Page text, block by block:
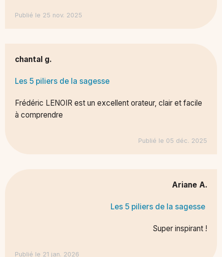
Publié le 25 nov. 2025
chantal g.
Les 5 piliers de la sagesse
Frédéric LENOIR est un excellent orateur, clair et facile
à comprendre
Publié le 05 déc. 2025
Ariane A.
Les 5 piliers de la sagesse
Super inspirant !
Publié le 21 jan. 2026